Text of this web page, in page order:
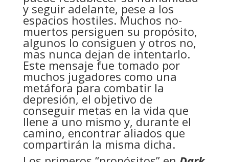
y seguir adelante, pese a los
espacios hostiles. Muchos no-
muertos persiguen su propósito,
algunos lo consiguen y otros no,
mas nunca dejan de intentarlo.
Este mensaje fue tomado por
muchos jugadores como una
metáfora para combatir la
depresión, el objetivo de
conseguir metas en la vida que
llene a uno mismo y, durante el
camino, encontrar aliados que
compartirán la misma dicha.